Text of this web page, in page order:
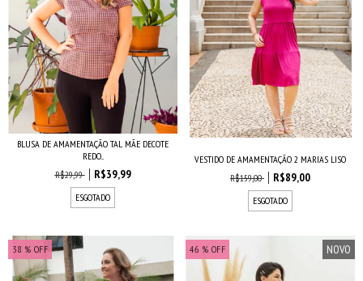
BLUSA DE AMAMENTAÇÃO TAL MÃE DECOTE
REDO...
R$29,99
R$39,99
ESGOTADO
VESTIDO DE AMAMENTAÇÃO 2 MARIAS LISO
R$159,00
R$89,00
ESGOTADO
38 % OFF 46 % OFF NOVO